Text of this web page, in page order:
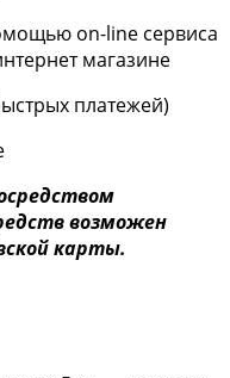
on-line сервиса
магазине
платежей)
возможен
карты.